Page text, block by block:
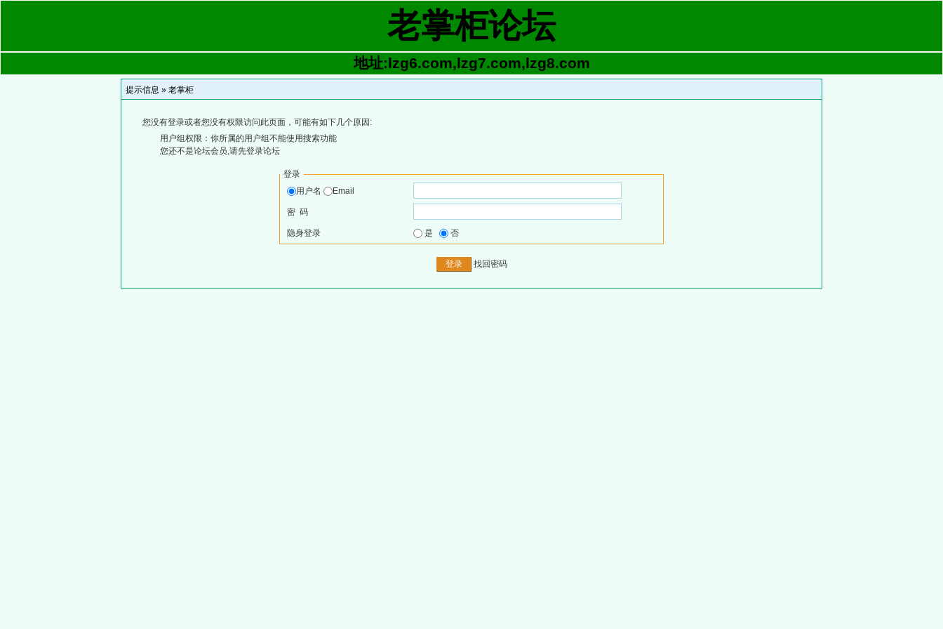
老掌柜论坛
地址:lzg6.com,lzg7.com,lzg8.com
提示信息 » 老掌柜
您没有登录或者您没有权限访问此页面，可能有如下几个原因:
用户组权限：你所属的用户组不能使用搜索功能
您还不是论坛会员,请先登录论坛
登录
用户名
Email
密 码
隐身登录 是 否
找回密码